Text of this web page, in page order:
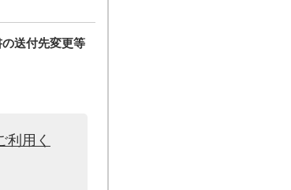
送付先変更等
利用く